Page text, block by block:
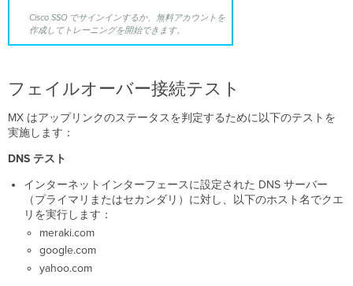
ー
お
よ
ェ
ル
バ
ッ
拡
張
WAN
フ
ェ
イ
Cisco SSO でサインインするか、無料アカウントを
作成してトレーニングを開始できます。
フェイルオーバー接続テスト
MX はアップリンクのステータスを判定するために以下のテストを
実施します：
DNS テスト
インターネットインターフェースに設定された DNS サーバー
（プライマリまたはセカンダリ）に対し、以下のホスト名でクエ
リを実行します：
meraki.com
google.com
yahoo.com